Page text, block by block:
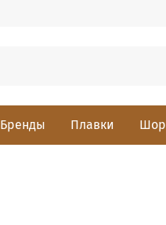
Бренды Плавки